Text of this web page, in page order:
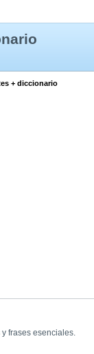
+ diccionario
frases esenciales.